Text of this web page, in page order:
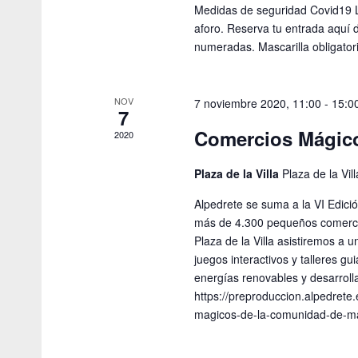
Medidas de seguridad
aforo. Reserva tu entrada aquí
numeradas. Mascarilla
NOV
7
2020
7 noviembre 2020, 11:00 -
Comercios
Plaza de la Villa Plaza de la
Alpedrete se suma a la VI
más de 4.300 pequeños
Plaza de la Villa asistiremos a
juegos interactivos y talleres
energías renovables y
https://
magicos-de-la-comunidad-de-